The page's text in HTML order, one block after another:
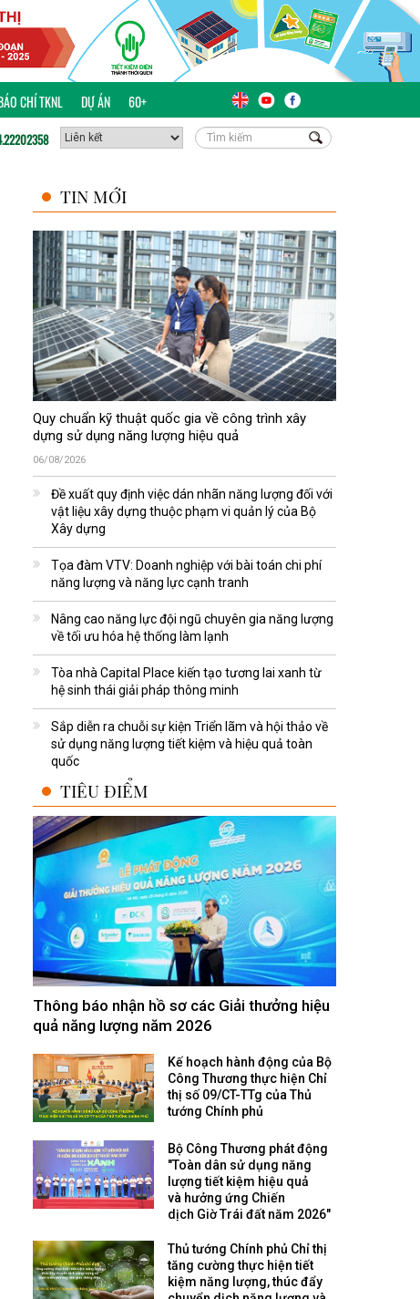
CHÍ TKNL DỰ ÁN 60+
TIN MỚI
Quy chuẩn kỹ thuật quốc gia về công trình xây
dựng sử dụng năng lượng hiệu quả
06/08/2026
Đề xuất quy định việc dán nhãn năng lượng đối với
vật liệu xây dựng thuộc phạm vi quản lý của Bộ
Xây dựng
Tọa đàm VTV: Doanh nghiệp với bài toán chi phí
năng lượng và năng lực cạnh tranh
Nâng cao năng lực đội ngũ chuyên gia năng lượng
về tối ưu hóa hệ thống làm lạnh
Tòa nhà Capital Place kiến tạo tương lai xanh từ
hệ sinh thái giải pháp thông minh
Sắp diễn ra chuỗi sự kiện Triển lãm và hội thảo về
sử dụng năng lượng tiết kiệm và hiệu quả toàn
quốc
TIÊU ĐIỂM
Thông báo nhận hồ sơ các Giải thưởng hiệu
quả năng lượng năm 2026
Kế hoạch hành động của Bộ
Công Thương thực hiện Chỉ
thị số 09/CT-TTg của Thủ
tướng Chính phủ
Bộ Công Thương phát động
"Toàn dân sử dụng năng
lượng tiết kiệm hiệu quả
và hưởng ứng Chiến
dịch Giờ Trái đất năm 2026"
Thủ tướng Chính phủ Chỉ thị
tăng cường thực hiện tiết
kiệm năng lượng, thúc đẩy